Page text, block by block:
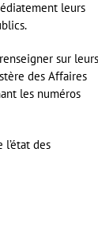
leurs
sur leurs
des Affaires
les numéros
des